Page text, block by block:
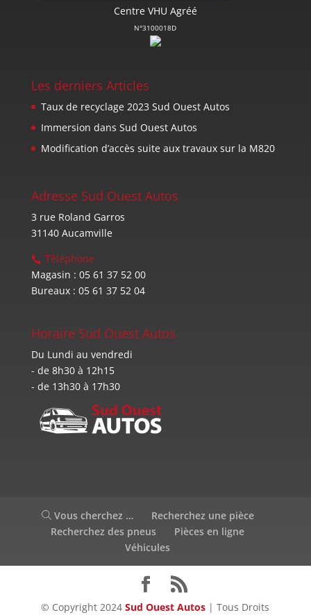
Centre VHU Agréé
N°3100018D
Les derniers Articles
Taux de recyclage 2023 Sud Ouest Autos
Immersion dans Sud Ouest Autos
Modification d’accès suite aux travaux sur la M820
Adresse Sud Ouest Autos
3 rue Roland Garros
31140 Aucamville
Téléphone
Magasin : 05 61 37 52 00
Bureaux : 05 61 37 52 04
Horaire Sud Ouest Autos
Du Lundi au vendredi
- de 8h30 à 12h15
- de 13h30 à 17h30
Vous cherchez …
Recherchez une pièce
Recherchez des pneus
Pièces en ligne
Véhicules
© Copyright 2024Sud Ouest Autos | Tous Droits